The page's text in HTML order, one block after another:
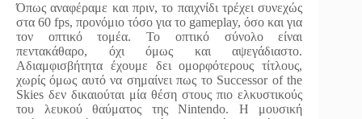
Όπως αναφέραμε και πριν, το παιχνίδι τρέχει συνεχώς
στα 60 fps, προνόμιο τόσο για το gameplay, όσο και για
τον οπτικό τομέα. Το οπτικό σύνολο είναι
πεντακάθαρο, όχι όμως και αψεγάδιαστο.
Αδιαμφισβήτητα έχουμε δει ομορφότερους τίτλους,
χωρίς όμως αυτό να σημαίνει πως το Successor of the
Skies δεν δικαιούται μία θέση στους πιο ελκυστικούς
του λευκού θαύματος της Nintendo. Η μουσική